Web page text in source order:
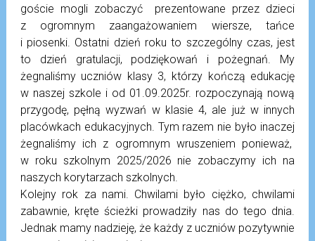
goście mogli zobaczyć prezentowane przez dzieci
z ogromnym zaangażowaniem wiersze, tańce
i piosenki. Ostatni dzień roku to szczególny czas, jest
to dzień gratulacji, podziękowań i pożegnań. My
żegnaliśmy uczniów klasy 3, którzy kończą edukację
w naszej szkole i od 01.09.2025r. rozpoczynają nową
przygodę, pęłną wyzwań w klasie 4, ale już w innych
placówkach edukacyjnych. Tym razem nie było inaczej
żegnaliśmy ich z ogromnym wruszeniem ponieważ,
w roku szkolnym 2025/2026 nie zobaczymy ich na
naszych korytarzach szkolnych.
Kolejny rok za nami. Chwilami było ciężko, chwilami
zabawnie, kręte ścieżki prowadziły nas do tego dnia.
Jednak mamy nadzieję, że każdy z uczniów pozytywnie